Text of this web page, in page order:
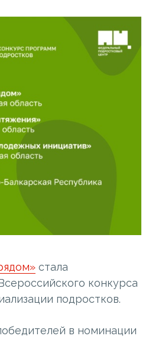
стала
конкурса
подростков.
в номинации